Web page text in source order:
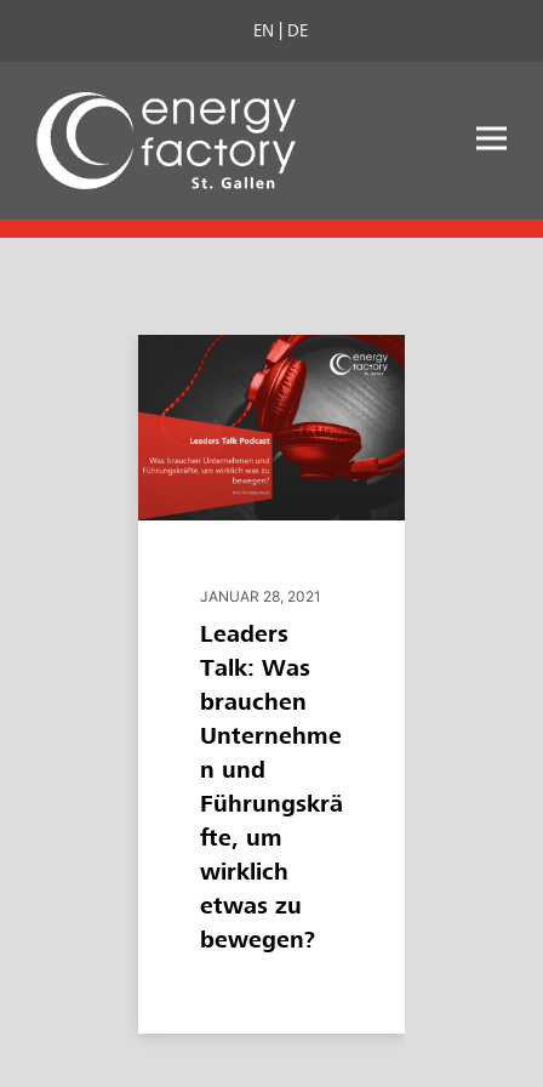
EN DE
JANUAR 28, 2021
Leaders
Talk: Was
brauchen
Unternehme
n und
Führungskrä
fte, um
wirklich
etwas zu
bewegen?